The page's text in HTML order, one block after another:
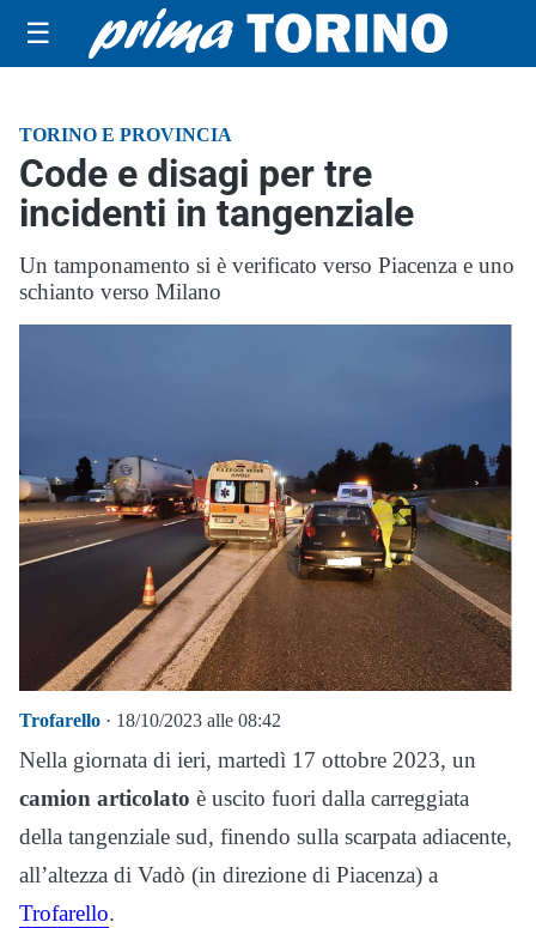
☰
TORINO E PROVINCIA
Code e disagi per tre
incidenti in tangenziale
Un tamponamento si è verificato verso Piacenza e uno
schianto verso Milano
Trofarello · 18/10/2023 alle 08:42
Nella giornata di ieri, martedì 17 ottobre 2023, un
camion articolato è uscito fuori dalla carreggiata
della tangenziale sud, finendo sulla scarpata adiacente,
all’altezza di Vadò (in direzione di Piacenza) a
Trofarello.